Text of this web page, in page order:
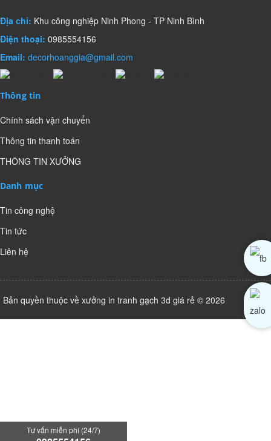
Địa chỉ: Khu công nghiệp Ninh Phong - TP Ninh Bình
Điện thoại: 0985554156
Email: decorhoanggia@gmail.com
Thông tin
Chính sách vận chuyển
Thông tin thanh toán
THÔNG TIN XƯỞNG
Danh mục
Tin công nghệ
Tin tức
Liên hệ
Bản quyền thuộc về xưởng in tranh gạch 3d giá rẻ © 2026
Tư vấn miễn phí (24/7)